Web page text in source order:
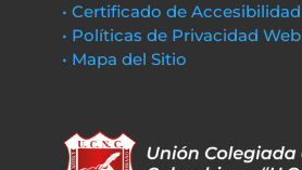
• Certificado de Accesibilidad
• Políticas de Privacidad Web
• Mapa del Sitio